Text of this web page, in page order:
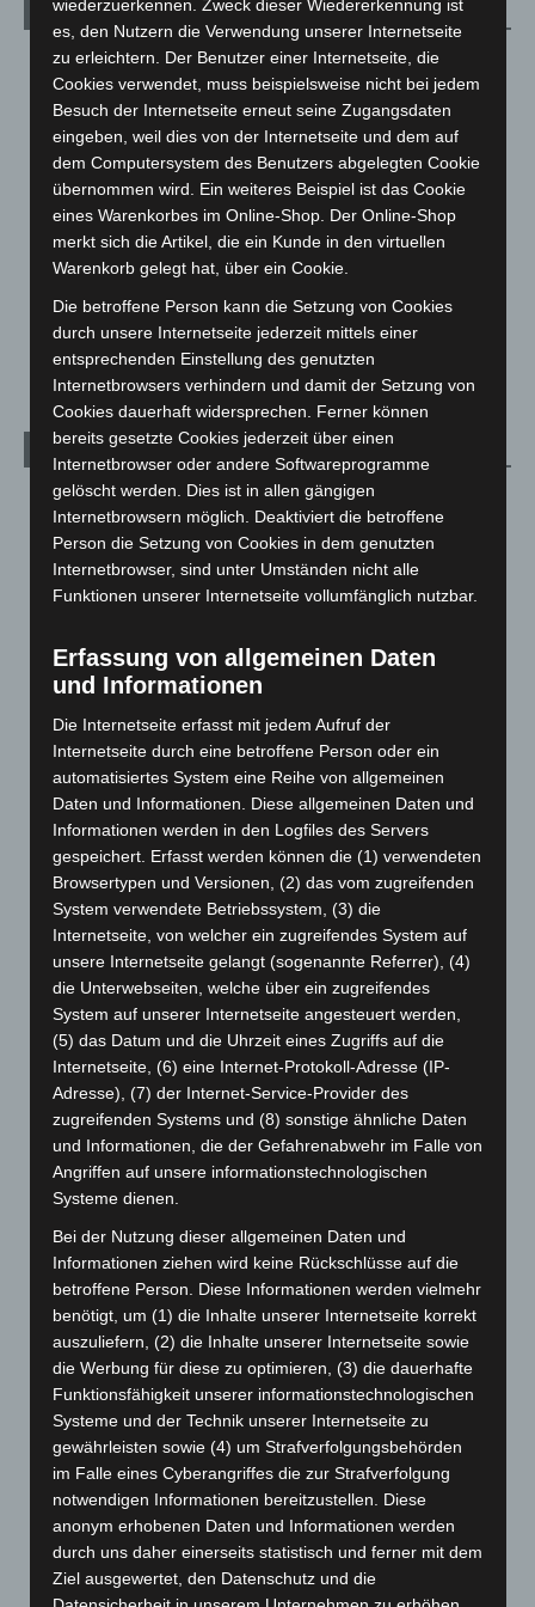
Kategorien
Blaulicht
Corona-News
Hannover und Region
5.039
Langenhagen und Ortsteile
3.252
Leserbriefe
Menschen
Über uns
Veranstaltungen
Welt
August 2026(15)
Juli 2026 (73)
Juni 2026(139)
Mai 2026(99)
April 2026
März 2026(115)
Februar 2026(109)
Januar 2026(122)
Dezember 2025(103)
November 2025(114)
Oktober 2025 (112)
September 2025(93)
August 2025(90)
Juli 2025 (90)
Juni 2025
(103)
Mai 2025 (112)
April 2025(88)
März 2025(111)
Februar 2025(96)
Januar 2025(88)
November 2024(94)
Oktober 2024(93)
September 2024(112)
August 2024(107)
Juli 2024(89)
Juni 2024(107)
Mai 2024(149)
April 2024(102)
März 2024
(103)
Februar 2024(103)
wiederzuerkennen. Zweck dieser Wiedererkennung ist
es, den Nutzern die Verwendung unserer Internetseite
zu erleichtern. Der Benutzer einer Internetseite, die
Cookies verwendet, muss beispielsweise nicht bei jedem
Besuch der Internetseite erneut seine Zugangsdaten
eingeben, weil dies von der Internetseite und dem auf
dem Computersystem des Benutzers abgelegten Cookie
übernommen wird. Ein weiteres Beispiel ist das Cookie
eines Warenkorbes im Online-Shop. Der Online-Shop
merkt sich die Artikel, die ein Kunde in den virtuellen
Warenkorb gelegt hat, über ein Cookie.
Die betroffene Person kann die Setzung von Cookies
durch unsere Internetseite jederzeit mittels einer
entsprechenden Einstellung des genutzten
Internetbrowsers verhindern und damit der Setzung von
Cookies dauerhaft widersprechen. Ferner können
bereits gesetzte Cookies jederzeit über einen
Internetbrowser oder andere Softwareprogramme
gelöscht werden. Dies ist in allen gängigen
Internetbrowsern möglich. Deaktiviert die betroffene
Person die Setzung von Cookies in dem genutzten
Internetbrowser, sind unter Umständen nicht alle
Funktionen unserer Internetseite vollumfänglich nutzbar.
Erfassung von allgemeinen Daten
und Informationen
Die Internetseite erfasst mit jedem Aufruf der
Internetseite durch eine betroffene Person oder ein
automatisiertes System eine Reihe von allgemeinen
Daten und Informationen. Diese allgemeinen Daten und
Informationen werden in den Logfiles des Servers
gespeichert. Erfasst werden können die (1) verwendeten
Browsertypen und Versionen, (2) das vom zugreifenden
System verwendete Betriebssystem, (3) die
Internetseite, von welcher ein zugreifendes System auf
unsere Internetseite gelangt (sogenannte Referrer), (4)
die Unterwebseiten, welche über ein zugreifendes
System auf unserer Internetseite angesteuert werden,
(5) das Datum und die Uhrzeit eines Zugriffs auf die
Internetseite, (6) eine Internet-Protokoll-Adresse (IP-
Adresse), (7) der Internet-Service-Provider des
zugreifenden Systems und (8) sonstige ähnliche Daten
und Informationen, die der Gefahrenabwehr im Falle von
Angriffen auf unsere informationstechnologischen
Systeme dienen.
Bei der Nutzung dieser allgemeinen Daten und
Informationen ziehen wird keine Rückschlüsse auf die
betroffene Person. Diese Informationen werden vielmehr
benötigt, um (1) die Inhalte unserer Internetseite korrekt
auszuliefern, (2) die Inhalte unserer Internetseite sowie
die Werbung für diese zu optimieren, (3) die dauerhafte
Funktionsfähigkeit unserer informationstechnologischen
Systeme und der Technik unserer Internetseite zu
gewährleisten sowie (4) um Strafverfolgungsbehörden
im Falle eines Cyberangriffes die zur Strafverfolgung
notwendigen Informationen bereitzustellen. Diese
anonym erhobenen Daten und Informationen werden
durch uns daher einerseits statistisch und ferner mit dem
Ziel ausgewertet, den Datenschutz und die